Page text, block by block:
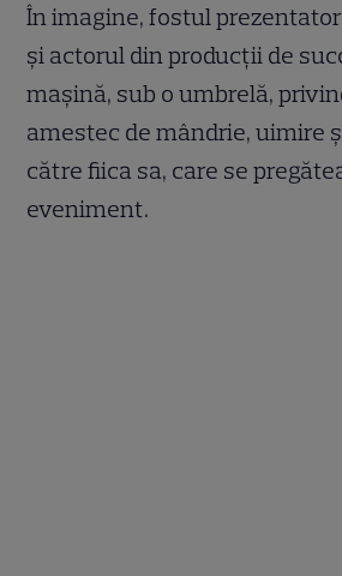
În imagine, fostul
și actorul din producții de
mașină, sub o umbrelă,
amestec de mândrie, uimire
către fiica sa, care se
eveniment.